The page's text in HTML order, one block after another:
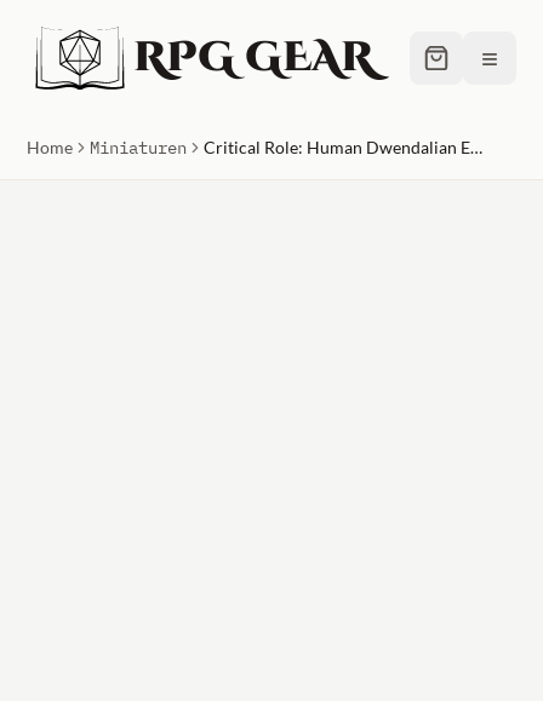
RPG GEAR ≡
Home Miniaturen Critical Role: Human Dwendalian Empire Fighter Female Unpainted Miniature